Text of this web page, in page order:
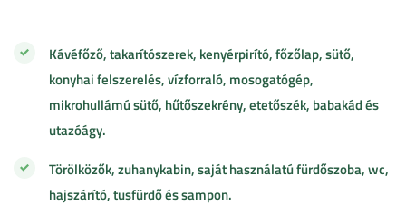
Kávéfőző, takarítószerek, kenyérpirító, főzőlap, sütő,
konyhai felszerelés, vízforraló, mosogatógép,
mikrohullámú sütő, hűtőszekrény, etetőszék, babakád és
utazóágy.
Törölközők, zuhanykabin, saját használatú fürdőszoba, wc,
hajszárító, tusfürdő és sampon.